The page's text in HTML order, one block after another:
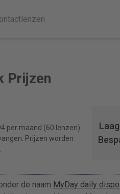
Prijzen
per maand (60 lenzen).
Prijzen worden
de naam MyDay daily